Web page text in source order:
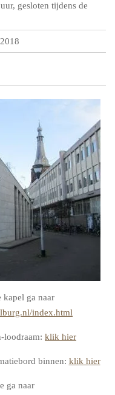
gesloten tijdens de
kapel ga naar
index.html
loodraam: klik hier
binnen: klik hier
ga naar